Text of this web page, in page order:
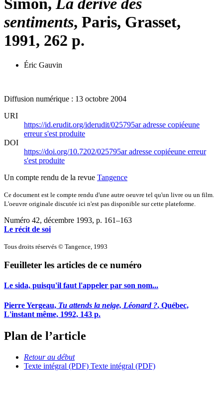
sentiments, Paris, Grasset,
1991, 262 p.
Éric Gauvin
Diffusion numérique : 13 octobre 2004
URI
https://id.erudit.org/iderudit/025795aradresse copiéeune
erreur s'est produite
DOI
https://doi.org/10.7202/025795aradresse copiéeune erreur
s'est produite
Un compte rendu de la revue Tangence
Ce document est le compte rendu d'une autre oeuvre tel qu'un livre ou un film.
L'oeuvre originale discutée ici n'est pas disponible sur cette plateforme.
Numéro 42, décembre 1993, p. 161–163
Le récit de soi
Tous droits réservés © Tangence, 1993
Feuilleter les articles de ce numéro
Le sida, puisqu'il faut l'appeler par son nom...
Pierre Yergeau, Tu attends la neige, Léonard ?, Québec,
L'instant même, 1992, 143 p.
Plan de l’article
Retour au début
Texte intégral (PDF) Texte intégral (PDF)